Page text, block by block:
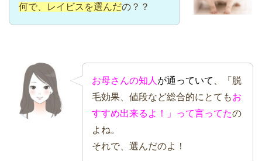
何で、レイビスを選んだの？？
お母さんの知人 が通っていて
、「脱
毛効果、値段など総合的にとてもお
すすめ出来るよ！」って言ってたの
よね。
それで、選んだのよ！